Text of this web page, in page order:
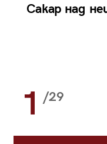
Сакар над
1 /29